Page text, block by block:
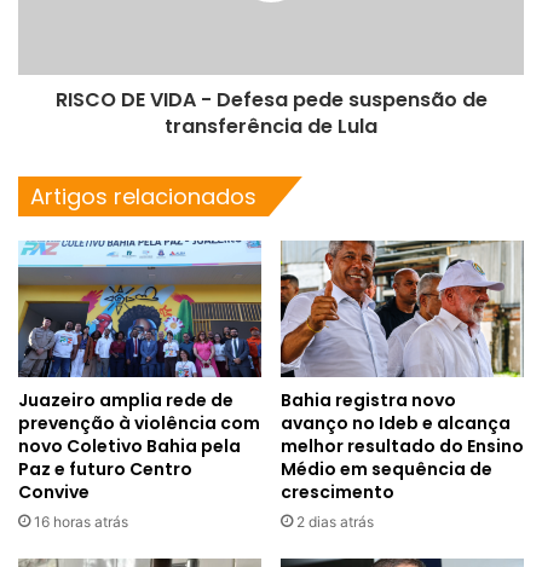
RISCO DE VIDA - Defesa pede suspensão de
transferência de Lula
Artigos relacionados
Juazeiro amplia rede de
prevenção à violência com
novo Coletivo Bahia pela
Paz e futuro Centro
Convive
16 horas atrás
Bahia registra novo
avanço no Ideb e alcança
melhor resultado do Ensino
Médio em sequência de
crescimento
2 dias atrás